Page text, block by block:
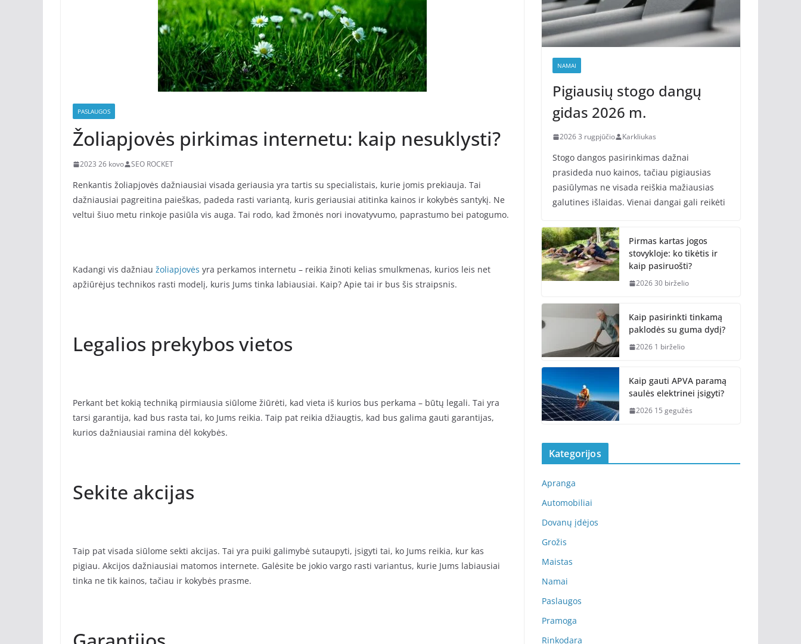
PASLAUGOS
Žoliapjovės pirkimas internetu: kaip nesuklysti?
2023 26 kovo SEO ROCKET
Renkantis žoliapjovės dažniausiai visada geriausia yra tartis su specialistais, kurie jomis prekiauja. Tai
dažniausiai pagreitina paieškas, padeda rasti variantą, kuris geriausiai atitinka kainos ir kokybės santykį. Ne
veltui šiuo metu rinkoje pasiūla vis auga. Tai rodo, kad žmonės nori inovatyvumo, paprastumo bei patogumo.
Kadangi vis dažniau žoliapjovės yra perkamos internetu – reikia žinoti kelias smulkmenas, kurios leis net
apžiūrėjus technikos rasti modelį, kuris Jums tinka labiausiai. Kaip? Apie tai ir bus šis straipsnis.
Legalios prekybos vietos
Perkant bet kokią techniką pirmiausia siūlome žiūrėti, kad vieta iš kurios bus perkama – būtų legali. Tai yra
tarsi garantija, kad bus rasta tai, ko Jums reikia. Taip pat reikia džiaugtis, kad bus galima gauti garantijas,
kurios dažniausiai ramina dėl kokybės.
Sekite akcijas
Taip pat visada siūlome sekti akcijas. Tai yra puiki galimybė sutaupyti, įsigyti tai, ko Jums reikia, kur kas
pigiau. Akcijos dažniausiai matomos internete. Galėsite be jokio vargo rasti variantus, kurie Jums labiausiai
tinka ne tik kainos, tačiau ir kokybės prasme.
NAMAI
Pigiausių stogo dangų
gidas 2026 m.
2026 3 rugpjūčio Karkliukas
Stogo dangos pasirinkimas dažnai
prasideda nuo kainos, tačiau pigiausias
pasiūlymas ne visada reiškia mažiausias
galutines išlaidas. Vienai dangai gali reikėti
Pirmas kartas jogos
stovykloje: ko tikėtis ir
kaip pasiruošti?
2026 30 birželio
Kaip pasirinkti tinkamą
paklodės su guma dydį?
2026 1 birželio
Kaip gauti APVA paramą
saulės elektrinei įsigyti?
2026 15 gegužės
Kategorijos
Apranga
Automobiliai
Dovanų įdėjos
Grožis
Maistas
Namai
Paslaugos
Pramoga
Rinkodara